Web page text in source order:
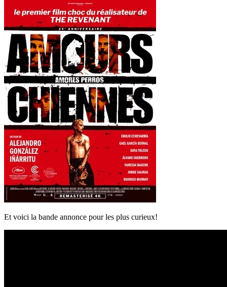
Et voici la bande annonce pour les plus curieux!